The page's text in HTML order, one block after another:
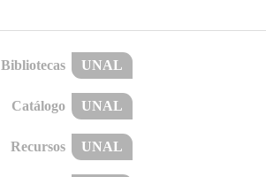
Bibliotecas UNAL
Catálogo UNAL
Recursos UNAL